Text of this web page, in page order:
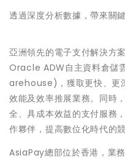
透過深度分析數據，帶來關
亞洲領先的電子支付解決方
Oracle ADW自主資料倉
arehouse)，獲取更快、更
效能及效率推展業務。同時
全、具成本效益的支付服務
作夥伴，提高數位化時代的競
AsiaPay總部位於香港，業